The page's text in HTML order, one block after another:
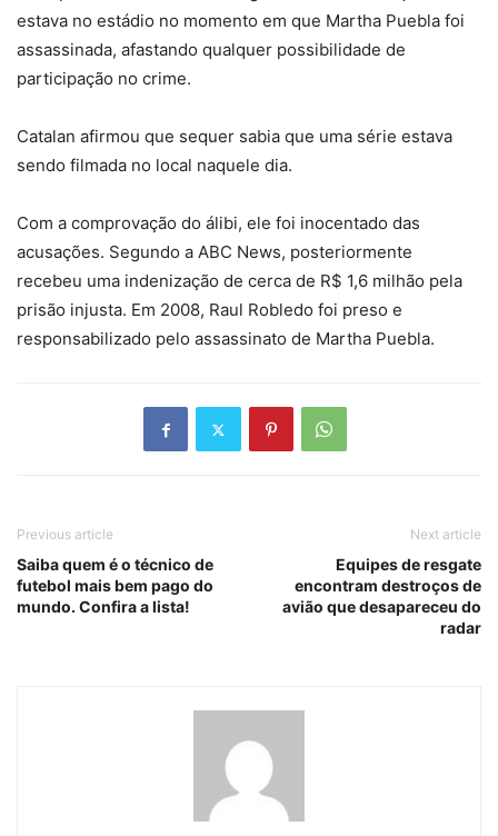
estava no estádio no momento em que Martha Puebla foi
assassinada, afastando qualquer possibilidade de
participação no crime.
Catalan afirmou que sequer sabia que uma série estava
sendo filmada no local naquele dia.
Com a comprovação do álibi, ele foi inocentado das
acusações. Segundo a ABC News, posteriormente
recebeu uma indenização de cerca de R$ 1,6 milhão pela
prisão injusta. Em 2008, Raul Robledo foi preso e
responsabilizado pelo assassinato de Martha Puebla.
Previous article
Saiba quem é o técnico de
futebol mais bem pago do
mundo. Confira a lista!
Next article
Equipes de resgate
encontram destroços de
avião que desapareceu do
radar